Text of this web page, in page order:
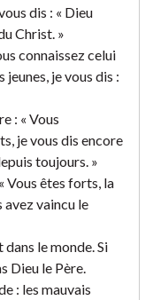
dis : « Dieu
Christ. »
connaissez celui
je vous dis :
: « Vous
je vous dis encore
toujours. »
Vous êtes forts, la
avez vaincu le
dans le monde. Si
Dieu le Père.
: les mauvais